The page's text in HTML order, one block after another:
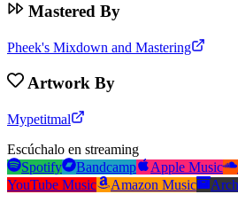
Mastered By
Pheek's Mixdown and Mastering
Artwork By
Mypetitmal
Escúchalo en streaming
Spotify
Bandcamp Apple Music
YouTube Music
Amazon Music